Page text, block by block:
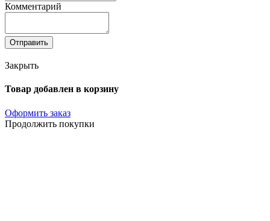
Комментарий
Отправить
Закрыть
Товар добавлен в корзину
Оформить заказ
Продолжить покупки